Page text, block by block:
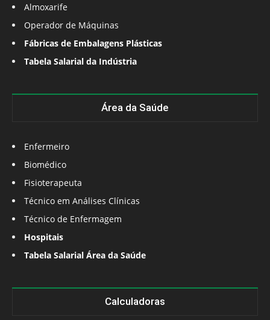
Almoxarife
Operador de Máquinas
Fábricas de Embalagens Plásticas
Tabela Salarial da Indústria
Área da Saúde
Enfermeiro
Biomédico
Fisioterapeuta
Técnico em Análises Clínicas
Técnico de Enfermagem
Hospitais
Tabela Salarial Área da Saúde
Calculadoras